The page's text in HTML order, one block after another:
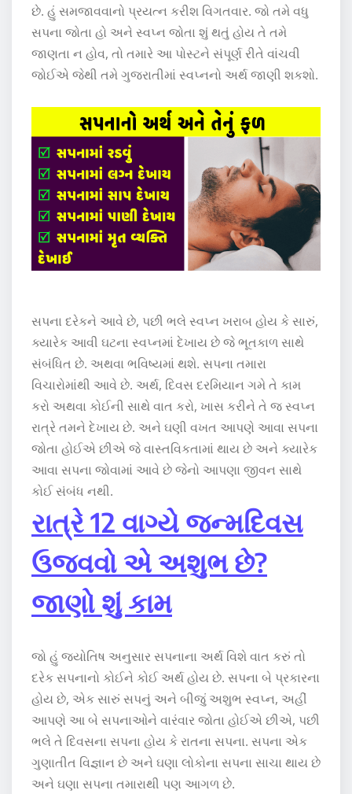
છે. હું સમજાવવાનો પ્રયત્ન કરીશ વિગતવાર. જો તમે વધુ
સપના જોતા હો અને સ્વપ્ન જોતા શું થતું હોય તે તમે
જાણતા ન હોવ, તો તમારે આ પોસ્ટને સંપૂર્ણ રીતે વાંચવી
જોઈએ જેથી તમે ગુજરાતીમાં સ્વપ્નનો અર્થ જાણી શકશો.
સપના દરેકને આવે છે, પછી ભલે સ્વપ્ન ખરાબ હોય કે સારું,
ક્યારેક આવી ઘટના સ્વપ્નમાં દેખાય છે જે ભૂતકાળ સાથે
સંબંધિત છે. અથવા ભવિષ્યમાં થશે. સપના તમારા
વિચારોમાંથી આવે છે. અર્થ, દિવસ દરમિયાન ગમે તે કામ
કરો અથવા કોઈની સાથે વાત કરો, ખાસ કરીને તે જ સ્વપ્ન
રાત્રે તમને દેખાય છે. અને ઘણી વખત આપણે આવા સપના
જોતા હોઈએ છીએ જે વાસ્તવિકતામાં થાય છે અને ક્યારેક
આવા સપના જોવામાં આવે છે જેનો આપણા જીવન સાથે
કોઈ સંબંધ નથી.
રાત્રે 12 વાગ્યે જન્મદિવસ
ઉજવવો એ અશુભ છે?
જાણો શું કામ
જો હું જ્યોતિષ અનુસાર સપનાના અર્થ વિશે વાત કરું તો
દરેક સપનાનો કોઈને કોઈ અર્થ હોય છે. સપના બે પ્રકારના
હોય છે, એક સારું સપનું અને બીજું અશુભ સ્વપ્ન, અહીં
આપણે આ બે સપનાઓને વારંવાર જોતા હોઈએ છીએ, પછી
ભલે તે દિવસના સપના હોય કે રાતના સપના. સપના એક
ગુણાતીત વિજ્ઞાન છે અને ઘણા લોકોના સપના સાચા થાય છે
અને ઘણા સપના તમારાથી પણ આગળ છે.